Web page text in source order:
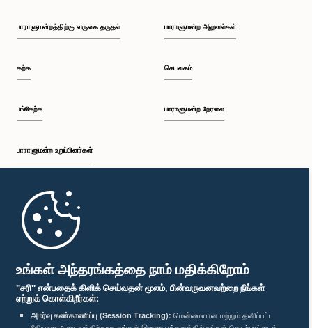
உங்கள் அந்தரங்கத்தை நாம் மதிக்கிறோம்
"சரி" என்பதைக் கிளிக் செய்வதன் மூலம், பின்வருவனவற்றை நீங்கள்
ஏற்றுக் கொள்கிறீர்கள்:
அமர்வு கண்காணிப்பு (Session Tracking): மென்மையான மற்றும் தனிப்பட்ட
பாராளுமன்றத்திற்கு வருகை தருதல்
கற்க
பங்கேற்க
பாராளுமன்ற உறுப்பினர்கள்
முதற்பக்கம்
பாராளுமன்ற அலுவல்கள்
செயலகம்
பாராளுமன்ற நேரலை
பாராளுமன்ற கையடக்க செயலி